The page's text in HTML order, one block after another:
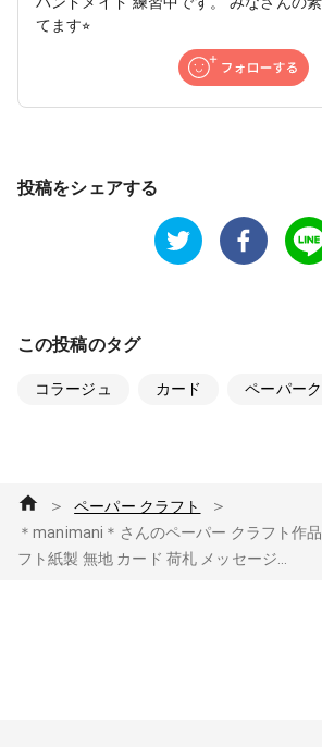
てます⭐︎
投稿をシェアする
この投稿のタグ
コラージュ カード ペーパー
＞ ペーパー クラフト ＞
＊manimani＊さんのペーパー クラフト作
フト紙製 無地 カード 荷札 メッセージ...